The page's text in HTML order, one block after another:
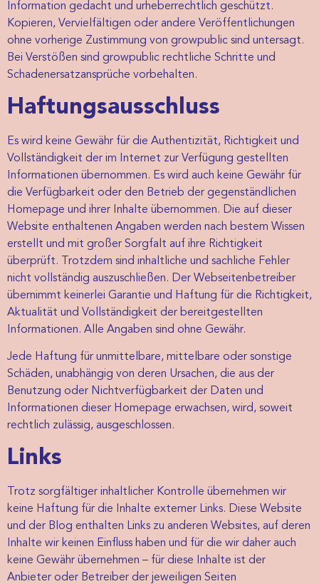
Information gedacht und urheberrechtlich geschützt.
Kopieren, Vervielfältigen oder andere Veröffentlichungen
ohne vorherige Zustimmung von growpublic sind untersagt.
Bei Verstößen sind growpublic rechtliche Schritte und
Schadenersatzansprüche vorbehalten.
Haftungsausschluss
Es wird keine Gewähr für die Authentizität, Richtigkeit und
Vollständigkeit der im Internet zur Verfügung gestellten
Informationen übernommen. Es wird auch keine Gewähr für
die Verfügbarkeit oder den Betrieb der gegenständlichen
Homepage und ihrer Inhalte übernommen. Die auf dieser
Website enthaltenen Angaben werden nach bestem Wissen
erstellt und mit großer Sorgfalt auf ihre Richtigkeit
überprüft. Trotzdem sind inhaltliche und sachliche Fehler
nicht vollständig auszuschließen. Der Webseitenbetreiber
übernimmt keinerlei Garantie und Haftung für die Richtigkeit,
Aktualität und Vollständigkeit der bereitgestellten
Informationen. Alle Angaben sind ohne Gewähr.
Jede Haftung für unmittelbare, mittelbare oder sonstige
Schäden, unabhängig von deren Ursachen, die aus der
Benutzung oder Nichtverfügbarkeit der Daten und
Informationen dieser Homepage erwachsen, wird, soweit
rechtlich zulässig, ausgeschlossen.
Links
Trotz sorgfältiger inhaltlicher Kontrolle übernehmen wir
keine Haftung für die Inhalte externer Links. Diese Website
und der Blog enthalten Links zu anderen Websites, auf deren
Inhalte wir keinen Einfluss haben und für die wir daher auch
keine Gewähr übernehmen – für diese Inhalte ist der
Anbieter oder Betreiber der jeweiligen Seiten